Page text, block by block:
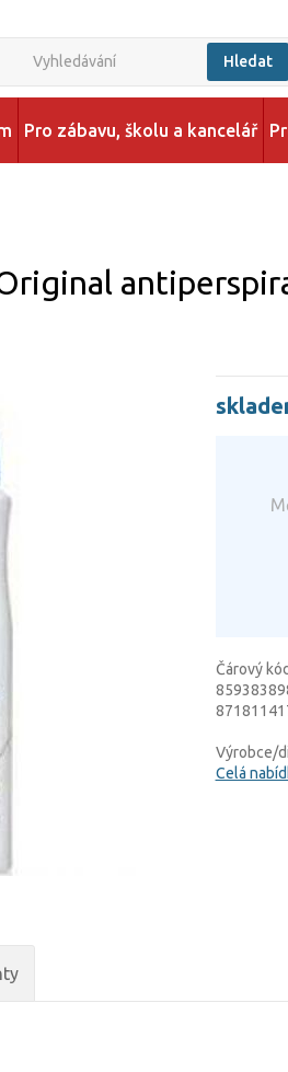
Hledat
Pro zábavu, školu a kancelář
Čárový
Výrobce/
Celá